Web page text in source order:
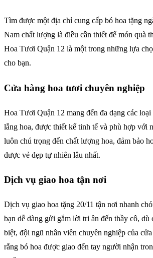
Tìm được một địa chỉ cung cấp bó hoa tặng
Nam chất lượng là điều cần thiết để món quà
Hoa Tươi Quận 12 là một trong những lựa
cho bạn.
Cửa hàng hoa tươi chuyên nghiệp
Hoa Tươi Quận 12 mang đến đa dạng các loại
lẵng hoa, được thiết kế tinh tế và phù hợp với
luôn chú trọng đến chất lượng hoa, đảm bảo
được vẻ đẹp tự nhiên lâu nhất.
Dịch vụ giao hoa tận nơi
Dịch vụ giao hoa tặng 20/11 tận nơi nhanh
bạn dễ dàng gửi gắm lời tri ân đến thầy cô, dù
biệt, đội ngũ nhân viên chuyên nghiệp của
rằng bó hoa được giao đến tay người nhận